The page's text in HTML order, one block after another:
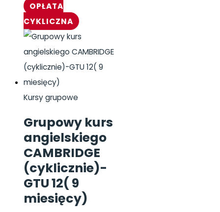
OPŁATA
CYKLICZNA
Kursy grupowe
Grupowy kurs
angielskiego
CAMBRIDGE
(cyklicznie)-
GTU 12( 9
miesięcy)